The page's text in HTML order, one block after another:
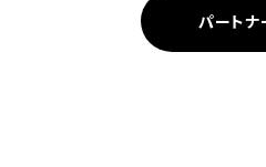
パートナ